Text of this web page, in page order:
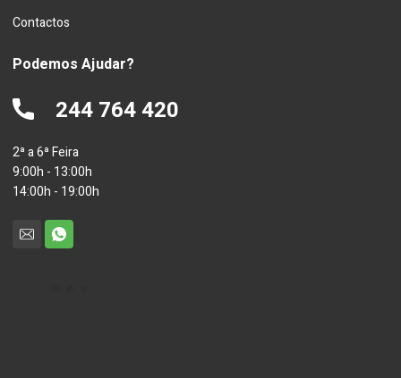
Contactos
Podemos Ajudar?
244 764 420
2ª a 6ª Feira
9:00h - 13:00h
14:00h - 19:00h